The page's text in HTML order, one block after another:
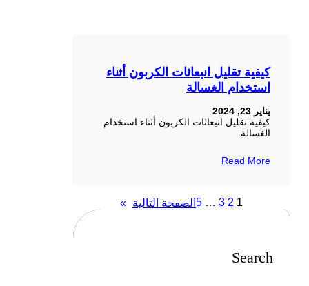
كيفية تقليل انبعاثات الكربون أثناء
استخدام الغسالة
يناير 23, 2024
كيفية تقليل انبعاثات الكربون أثناء استخدام
الغسالة
Read More
1
2
3
…
5الصفحة التالية »
Search